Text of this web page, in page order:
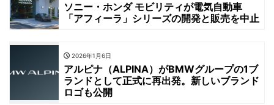
ソニー・ホンダ モビリティが電気自動車
「アフィーラ」シリーズの開発と販売を中止
2026年1月6日
アルピナ（ALPINA）がBMWグループの1ブ
ランドとして正式に再出発。新しいブランド
ロゴも公開